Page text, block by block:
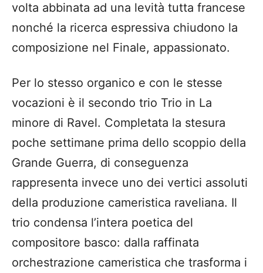
volta abbinata ad una levità tutta francese
nonché la ricerca espressiva chiudono la
composizione nel Finale, appassionato.
Per lo stesso organico e con le stesse
vocazioni è il secondo trio Trio in La
minore di Ravel. Completata la stesura
poche settimane prima dello scoppio della
Grande Guerra, di conseguenza
rappresenta invece uno dei vertici assoluti
della produzione cameristica raveliana. Il
trio condensa l’intera poetica del
compositore basco: dalla raffinata
orchestrazione cameristica che trasforma i